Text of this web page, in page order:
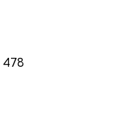
478